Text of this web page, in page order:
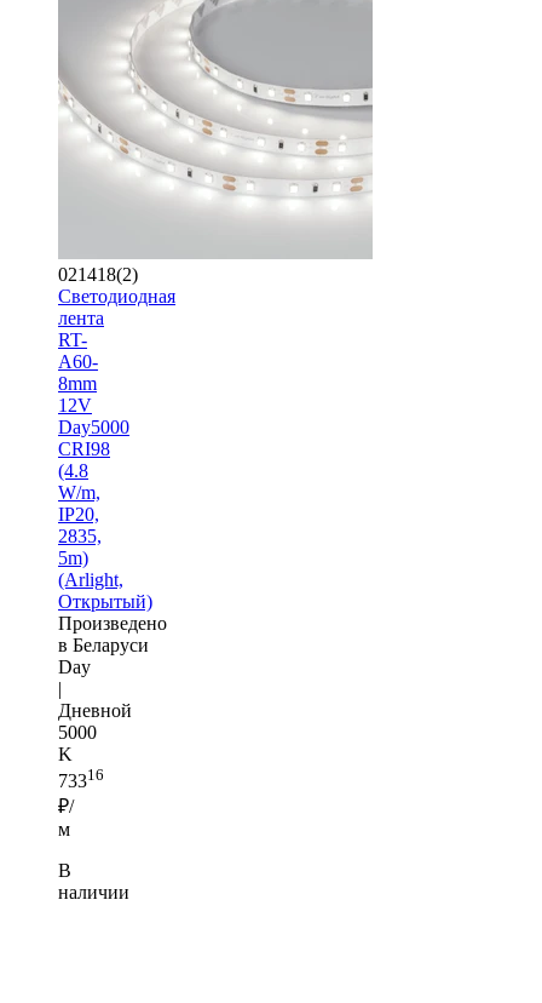
021418(2)
Светодиодная
лента
RT-
A60-
8mm
12V
Day5000
CRI98
(4.8
W/m,
IP20,
2835,
5m)
(Arlight,
Открытый)
Произведено
в Беларуси
Day
|
Дневной
5000
K
73316
₽/
м
В
наличии